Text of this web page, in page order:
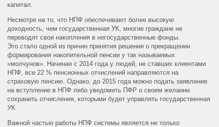
капитал.
Несмотря на то, что НПФ обеспечивают более высокую
доходность, чем государственная УК, многие граждане не
переводят свои накопления в негосударственные фонды.
Это стало одной из причин принятия решения о прекращении
формирования накопительной пенсии у так называемых
«молчунов». Начиная с 2014 года у людей, не ставших клиентами
НПФ, все 22 % пенсионных отчислений направляются на
страховую пенсию. Однако, до 2015 года можно подать заявление
на вступление в НПФ либо уведомить ПФР о своем желании
сохранить отчисления, которыми будет управлять государственная
УК.
Важной частью работы НПФ системы является не только